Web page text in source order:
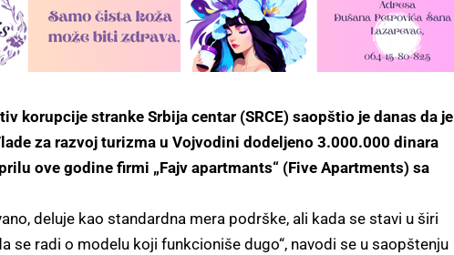
korupcije stranke Srbija centar (SRCE) saopštio je danas da je
za razvoj turizma u Vojvodini dodeljeno 3.000.000 dinara
ove godine firmi „Fajv apartmants“ (Five Apartments) sa
deluje kao standardna mera podrške, ali kada se stavi u širi
se radi o modelu koji funkcioniše dugo“, navodi se u saopštenju